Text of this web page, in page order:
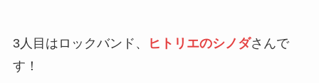
3人目はロックバンド、 ヒトリエのシノダさんで
す！